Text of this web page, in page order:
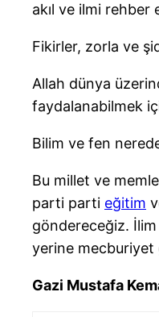
akıl ve ilmi
Fikirler, zorla ve
Allah dünya
faydalanabilmek
Bilim ve fen
Bu millet ve
parti parti eğitim
göndereceğiz.
yerine mecburiyet
Gazi Mustafa